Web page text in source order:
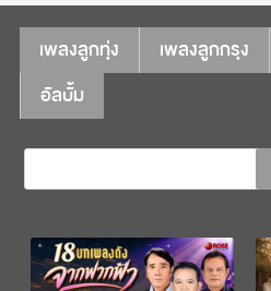
เพลงลูกทุ่ง เพลงลูกกรุง
อัลบั้ม